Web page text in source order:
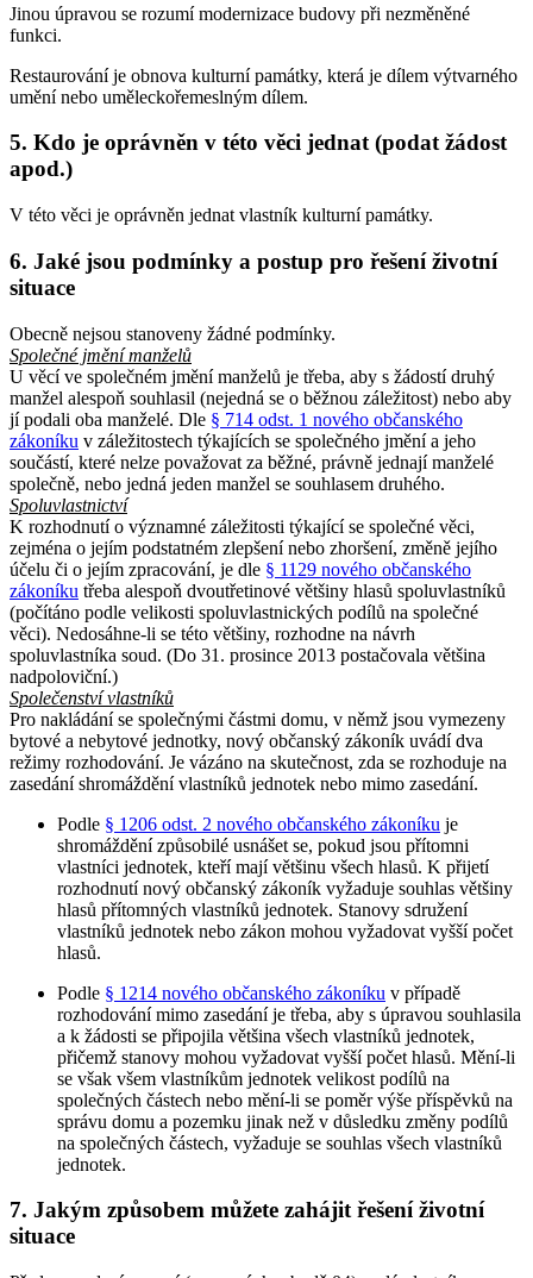
Jinou úpravou se rozumí modernizace budovy při nezměněné
funkci.
Restaurování je obnova kulturní památky, která je dílem výtvarného
umění nebo uměleckořemeslným dílem.
5. Kdo je oprávněn v této věci jednat (podat žádost
apod.)
V této věci je oprávněn jednat vlastník kulturní památky.
6. Jaké jsou podmínky a postup pro řešení životní
situace
Obecně nejsou stanoveny žádné podmínky.
Společné jmění manželů
U věcí ve společném jmění manželů je třeba, aby s žádostí druhý
manžel alespoň souhlasil (nejedná se o běžnou záležitost) nebo aby
jí podali oba manželé. Dle § 714 odst. 1 nového občanského
zákoníku v záležitostech týkajících se společného jmění a jeho
součástí, které nelze považovat za běžné, právně jednají manželé
společně, nebo jedná jeden manžel se souhlasem druhého.
Spoluvlastnictví
K rozhodnutí o významné záležitosti týkající se společné věci,
zejména o jejím podstatném zlepšení nebo zhoršení, změně jejího
účelu či o jejím zpracování, je dle § 1129 nového občanského
zákoníku třeba alespoň dvoutřetinové většiny hlasů spoluvlastníků
(počítáno podle velikosti spoluvlastnických podílů na společné
věci). Nedosáhne-li se této většiny, rozhodne na návrh
spoluvlastníka soud. (Do 31. prosince 2013 postačovala většina
nadpoloviční.)
Společenství vlastníků
Pro nakládání se společnými částmi domu, v němž jsou vymezeny
bytové a nebytové jednotky, nový občanský zákoník uvádí dva
režimy rozhodování. Je vázáno na skutečnost, zda se rozhoduje na
zasedání shromáždění vlastníků jednotek nebo mimo zasedání.
Podle § 1206 odst. 2 nového občanského zákoníku je
shromáždění způsobilé usnášet se, pokud jsou přítomni
vlastníci jednotek, kteří mají většinu všech hlasů. K přijetí
rozhodnutí nový občanský zákoník vyžaduje souhlas většiny
hlasů přítomných vlastníků jednotek. Stanovy sdružení
vlastníků jednotek nebo zákon mohou vyžadovat vyšší počet
hlasů.
Podle § 1214 nového občanského zákoníku v případě
rozhodování mimo zasedání je třeba, aby s úpravou souhlasila
a k žádosti se připojila většina všech vlastníků jednotek,
přičemž stanovy mohou vyžadovat vyšší počet hlasů. Mění-li
se však všem vlastníkům jednotek velikost podílů na
společných částech nebo mění-li se poměr výše příspěvků na
správu domu a pozemku jinak než v důsledku změny podílů
na společných částech, vyžaduje se souhlas všech vlastníků
jednotek.
7. Jakým způsobem můžete zahájit řešení životní
situace